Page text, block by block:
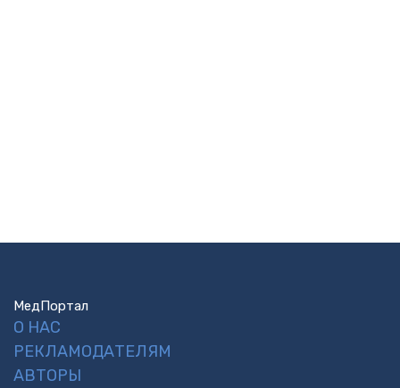
МедПортал
О НАС
РЕКЛАМОДАТЕЛЯМ
АВТОРЫ